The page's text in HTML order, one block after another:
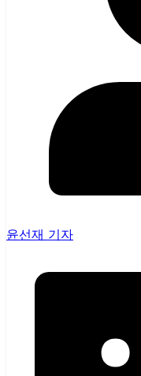
윤선재 기자